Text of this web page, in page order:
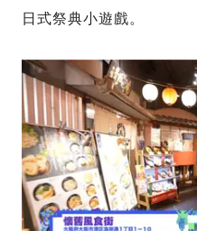
日式祭典小遊戲。